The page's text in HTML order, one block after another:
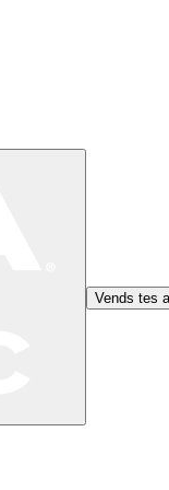
Vends tes